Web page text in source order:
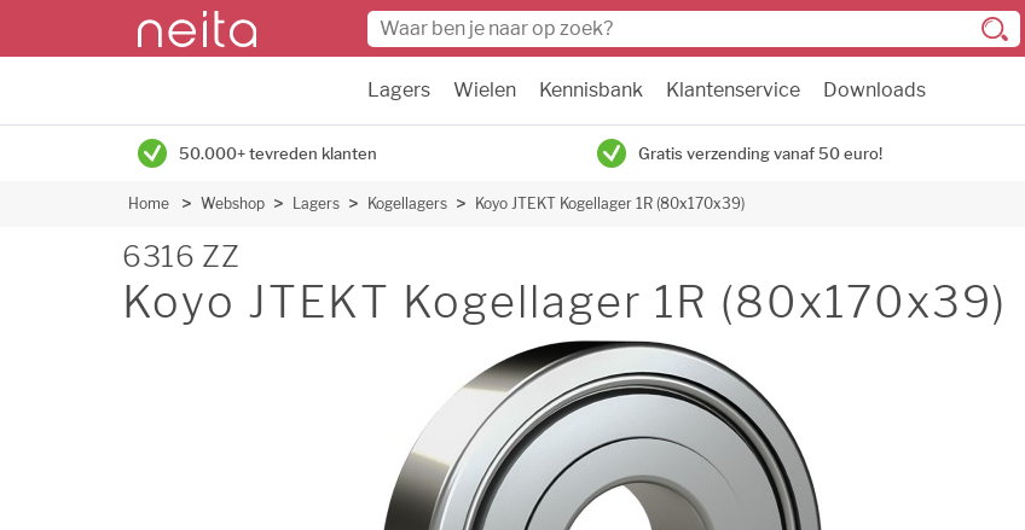
Lagers Wielen Kennisbank Klantenservice Downloads
50.000+ tevreden klanten Gratis verzending vanaf 50 euro!
Home Webshop Lagers Kogellagers Koyo JTEKT Kogellager 1R (80x170x39)
6316 ZZ
Koyo JTEKT Kogellager 1R (80x170x39)